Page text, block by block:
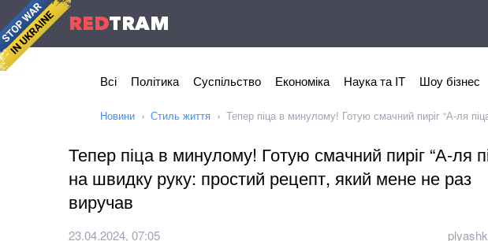
REDTRAM
Всі Політика Суспільство Економіка Наука та IT Шоу бізнес
Новини Стиль життя Тепер піца в минулому! Готую смачний пиріг “А-ля
Тепер піца в минулому! Готую смачний пиріг “А-ля
на швидку руку: простий рецепт, який мене не раз
виручав
23.04.2024, 07:05